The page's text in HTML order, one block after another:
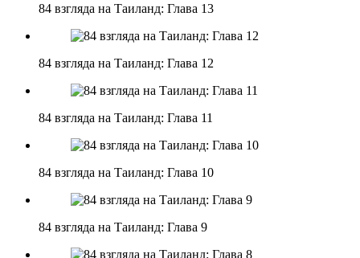
84 взгляда на Таиланд: Глава 13
84 взгляда на Таиланд: Глава 12
84 взгляда на Таиланд: Глава 11
84 взгляда на Таиланд: Глава 10
84 взгляда на Таиланд: Глава 9